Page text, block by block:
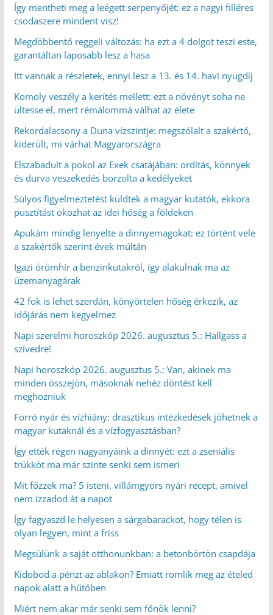
Így mentheti meg a leégett serpenyőjét: ez a nagyi filléres
csodaszere mindent visz!
Megdöbbentő reggeli változás: ha ezt a 4 dolgot teszi este,
garantáltan laposabb lesz a hasa
Itt vannak a részletek, ennyi lesz a 13. és 14. havi nyugdíj
Komoly veszély a kerítés mellett: ezt a növényt soha ne
ültesse el, mert rémálommá válhat az élete
Rekordalacsony a Duna vízszintje: megszólalt a szakértő,
kiderült, mi várhat Magyarországra
Elszabadult a pokol az Exek csatájában: ordítás, könnyek
és durva veszekedés borzolta a kedélyeket
Súlyos figyelmeztetést küldtek a magyar kutatók, ekkora
pusztítást okozhat az idei hőség a földeken
Apukám mindig lenyelte a dinnyemagokat: ez történt vele
a szakértők szerint évek múltán
Igazi örömhír a benzinkutakról, így alakulnak ma az
üzemanyagárak
42 fok is lehet szerdán, könyörtelen hőség érkezik, az
időjárás nem kegyelmez
Napi szerelmi horoszkóp 2026. augusztus 5.: Hallgass a
szívedre!
Napi horoszkóp 2026. augusztus 5.: Van, akinek ma
minden összejön, másoknak nehéz döntést kell
meghozniuk
Forró nyár és vízhiány: drasztikus intézkedések jöhetnek a
magyar kutaknál és a vízfogyasztásban?
Így ették régen nagyanyáink a dinnyét: ezt a zseniális
trükköt ma már szinte senki sem ismeri
Mit főzzek ma? 5 isteni, villámgyors nyári recept, amivel
nem izzadod át a napot
Így fagyaszd le helyesen a sárgabarackot, hogy télen is
olyan legyen, mint a friss
Megsülünk a saját otthonunkban: a betonbörtön csapdája
Kidobod a pénzt az ablakon? Emiatt romlik meg az ételed
napok alatt a hűtőben
Miért nem akar már senki sem főnök lenni?